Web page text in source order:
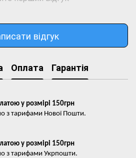
відгук
Оплата Гарантія
у розмірі 150грн
з тарифами Нової Пошти.
у розмірі 150грн
з тарифами Укрпошти.